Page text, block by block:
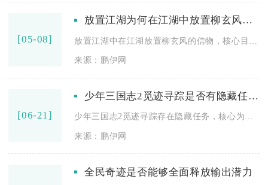
[05-08]
放置江湖为何在江湖中放置柳玄风的信物
来源：鹏伊网
[06-21]
少年三国志2觅迹寻踪是否有隐藏任务可完成
少年三国志2觅迹寻踪存在隐藏任务，核心为隐藏宝箱收集与罗盘机...
来源：鹏伊网
全民奇迹是否能够全面释放输出潜力